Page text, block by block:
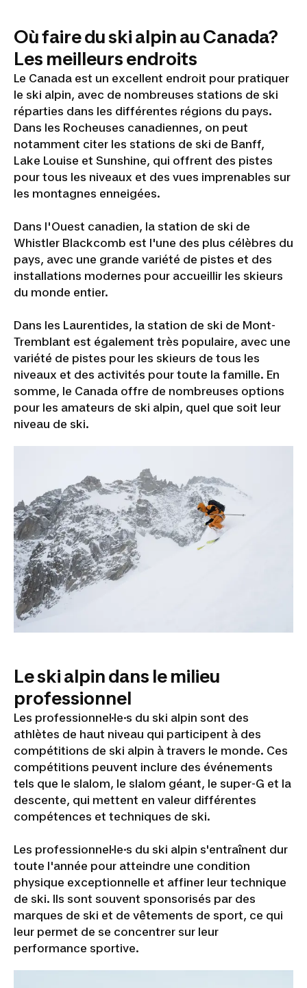
Où faire du ski alpin au Canada?
Les meilleurs endroits
Le Canada est un excellent endroit pour pratiquer
le ski alpin, avec de nombreuses stations de ski
réparties dans les différentes régions du pays.
Dans les Rocheuses canadiennes, on peut
notamment citer les stations de ski de Banff,
Lake Louise et Sunshine, qui offrent des pistes
pour tous les niveaux et des vues imprenables sur
les montagnes enneigées.
Dans l'Ouest canadien, la station de ski de
Whistler Blackcomb est l'une des plus célèbres du
pays, avec une grande variété de pistes et des
installations modernes pour accueillir les skieurs
du monde entier.
Dans les Laurentides, la station de ski de Mont-
Tremblant est également très populaire, avec une
variété de pistes pour les skieurs de tous les
niveaux et des activités pour toute la famille. En
somme, le Canada offre de nombreuses options
pour les amateurs de ski alpin, quel que soit leur
niveau de ski.
Le ski alpin dans le milieu
professionnel
Les professionnel·le·s du ski alpin sont des
athlètes de haut niveau qui participent à des
compétitions de ski alpin à travers le monde. Ces
compétitions peuvent inclure des événements
tels que le slalom, le slalom géant, le super-G et la
descente, qui mettent en valeur différentes
compétences et techniques de ski.
Les professionnel·le·s du ski alpin s'entraînent dur
toute l'année pour atteindre une condition
physique exceptionnelle et affiner leur technique
de ski. Ils sont souvent sponsorisés par des
marques de ski et de vêtements de sport, ce qui
leur permet de se concentrer sur leur
performance sportive.